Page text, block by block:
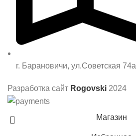
г. Барановичи, ул.Советская 74а
Разработка сайт Rogovski 2024
Магазин